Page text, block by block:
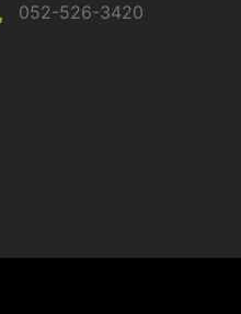
052-526-3420